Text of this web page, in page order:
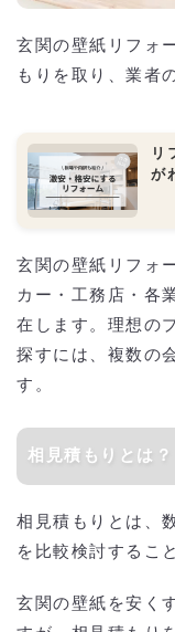
玄関の壁紙リフォ
もりを取り、業者
リ
が
玄関の壁紙リフォ
カー・工務店・各
在します。理想の
探すには、複数の
す。
相見積もりとは？
相見積もりとは、
を比較検討するこ
玄関の壁紙を安く